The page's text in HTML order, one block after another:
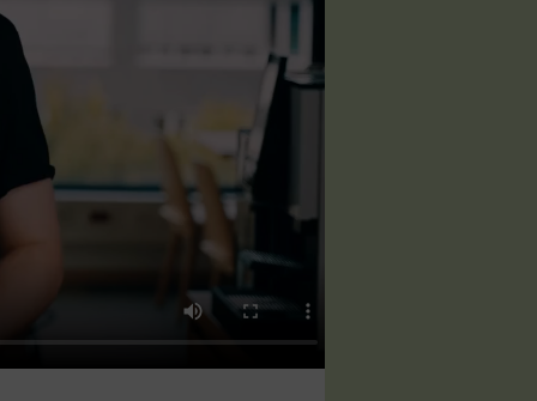
Firma
privacy-terms